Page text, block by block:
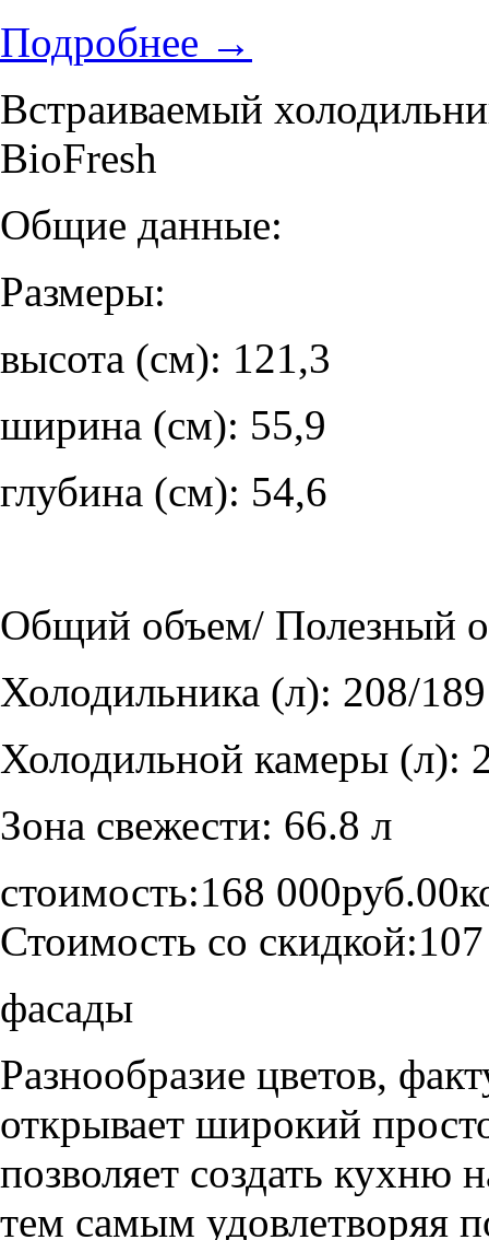
Подробнее →
Встраиваемый
BioFresh
Общие данные:
Размеры:
высота (см): 121,3
ширина (см): 55,9
глубина (см): 54,6
Общий объем/ Полезный
Холодильника (л): 208/189
Холодильной камеры (л):
Зона свежести: 66.8 л
стоимость:168
Стоимость со скидкой:
фасады
Разнообразие цветов,
открывает широкий
позволяет создать кухню
тем самым удовлетворяя